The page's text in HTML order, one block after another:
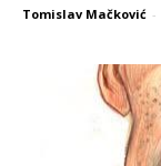
Tomislav Mačković -